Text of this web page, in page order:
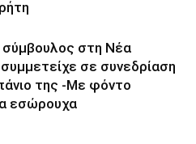
σύμβουλος στη Νέα
σε συνεδρίαση
της -Με φόντο
εσώρουχα